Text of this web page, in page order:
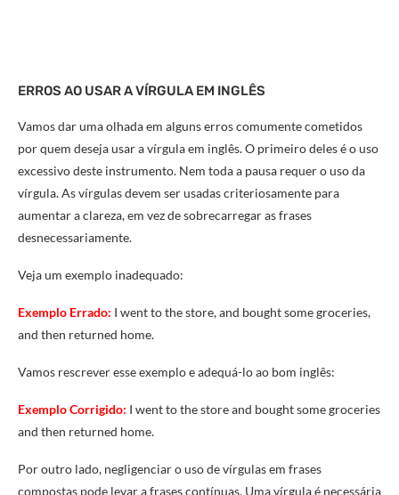
ERROS AO USAR A VÍRGULA EM INGLÊS
Vamos dar uma olhada em alguns erros comumente cometidos
por quem deseja usar a vírgula em inglês. O primeiro deles é o uso
excessivo deste instrumento. Nem toda a pausa requer o uso da
vírgula. As vírgulas devem ser usadas criteriosamente para
aumentar a clareza, em vez de sobrecarregar as frases
desnecessariamente.
Veja um exemplo inadequado:
Exemplo Errado: I went to the store, and bought some groceries,
and then returned home.
Vamos rescrever esse exemplo e adequá-lo ao bom inglês:
Exemplo Corrigido: I went to the store and bought some groceries
and then returned home.
Por outro lado, negligenciar o uso de vírgulas em frases
compostas pode levar a frases contínuas. Uma vírgula é necessária